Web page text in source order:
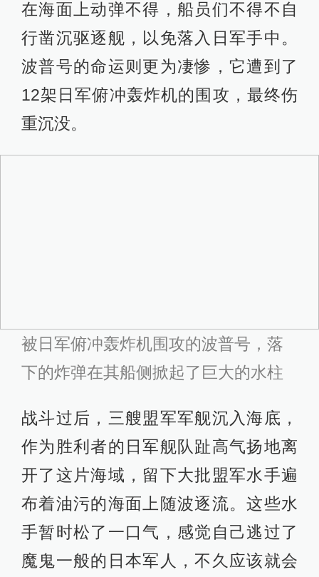
在海面上动弹不得，船员们不得不自
行凿沉驱逐舰，以免落入日军手中。
波普号的命运则更为凄惨，它遭到了
12架日军俯冲轰炸机的围攻，最终伤
重沉没。
被日军俯冲轰炸机围攻的波普号，落
下的炸弹在其船侧掀起了巨大的水柱
战斗过后，三艘盟军军舰沉入海底，
作为胜利者的日军舰队趾高气扬地离
开了这片海域，留下大批盟军水手遍
布着油污的海面上随波逐流。这些水
手暂时松了一口气，感觉自己逃过了
魔鬼一般的日本军人，不久应该就会